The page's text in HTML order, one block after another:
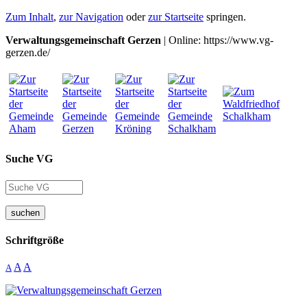
Zum Inhalt, zur Navigation oderzur Startseite springen.
Verwaltungsgemeinschaft Gerzen | Online: https://www.vg-
gerzen.de/
Suche VG
suchen
Schriftgröße
A A A